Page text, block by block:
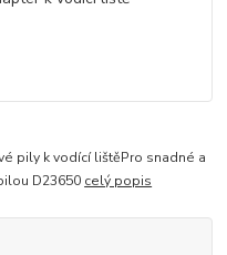
pily k vodící lištěPro snadné a
D23650 celý popis